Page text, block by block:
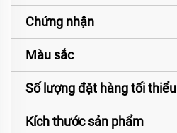
Chứng nhận
Màu sắc
Số lượng đặt hàng tối thiểu
Kích thước sản phẩm